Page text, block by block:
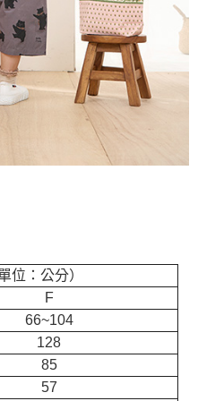
位：公分）
F
66~104
128
85
57